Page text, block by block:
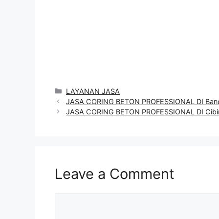
Categories
LAYANAN JASA
JASA CORING BETON PROFESSIONAL DI
JASA CORING BETON PROFESSIONAL DI
Leave a Comment